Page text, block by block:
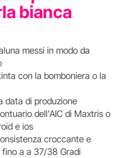
bianca
messi in modo da
con la bomboniera o la
data di produzione
dell'AIC di Maxtris o
e ios
croccante e
a a 37/38 Gradi